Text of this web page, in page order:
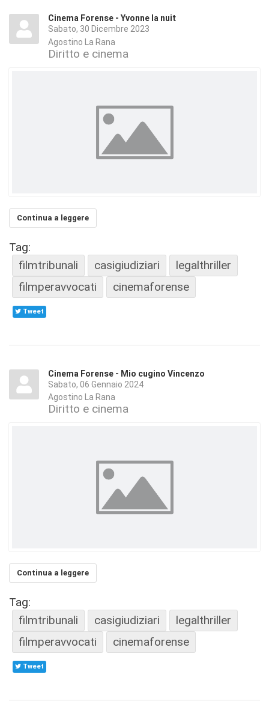
Cinema Forense - Yvonne la nuit
Sabato, 30 Dicembre 2023
Agostino La Rana
Diritto e cinema
Continua a leggere
Tag:
filmtribunali
casigiudiziari
legalthriller
filmperavvocati
cinemaforense
Tweet
Cinema Forense - Mio cugino Vincenzo
Sabato, 06 Gennaio 2024
Agostino La Rana
Diritto e cinema
Continua a leggere
Tag:
filmtribunali
casigiudiziari
legalthriller
filmperavvocati
cinemaforense
Tweet